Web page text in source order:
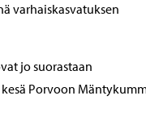
varhaiskasvatuksen
jo suorastaan
Porvoon